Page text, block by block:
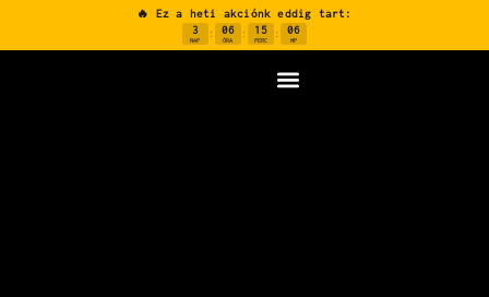
🔥 Ez a heti akciónk eddig tart:
3
NAP
: 06
ÓRA
: 15
PERC
: 05
MP